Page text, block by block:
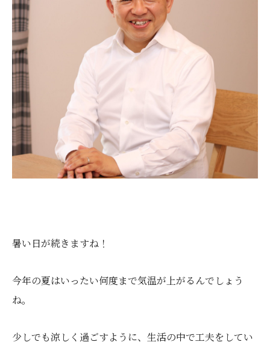
暑い日が続きますね！
今年の夏はいったい何度まで気温が上がるんでしょう
ね。
少しでも涼しく過ごすように、生活の中で工夫をしてい